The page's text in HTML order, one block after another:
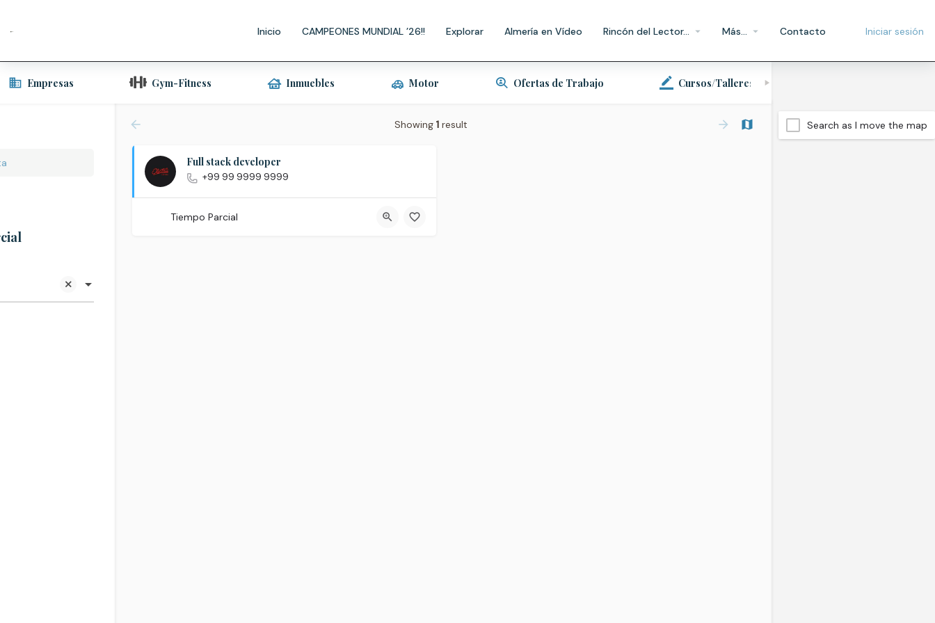
Inicio CAMPEONES MUNDIAL ’26!! Explorar Almería en Vídeo Rincón del Lector… Más… Contacto Iniciar sesión
Empresas Gym-Fitness Inmuebles Motor Ofertas de Trabajo Cursos/Talleres
Showing 1 result
Full stack developer
+99 99 9999 9999
Tiempo Parcial
Search as I move the map